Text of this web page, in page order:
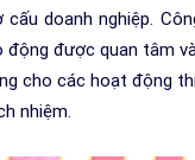
doanh nghiệp.
được quan tâm
cho các hoạt động
nhiệm.